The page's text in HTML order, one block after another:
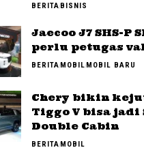
BERITABISNIS
Jaecoo J7 SHS-P
perlu petugas
BERITAMOBILMOBIL BARU
Chery bikin
Tiggo V bisa jadi
Double Cabin
BERITAMOBIL